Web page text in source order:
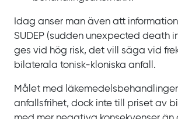
Idag anser man även att
SUDEP (sudden unexpected death
ges vid hög risk, det vill säga vid
bilaterala tonisk‍-‍kloniska anfall.
Målet med
anfallsfrihet, dock inte till priset av